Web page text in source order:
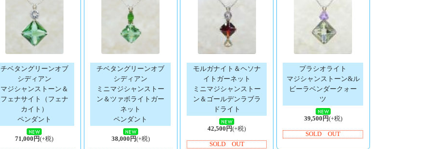
チベタングリーンオブ
シディアン
マジシャンストーン＆
フェナサイト（フェナ
カイト）
ペンダント
71,000円(+税)
チベタングリーンオブ
シディアン
ミニマジシャンストー
ン＆ツァボライトガー
ネット
ペンダント
38,000円(+税)
モルガナイト＆ヘソナ
イトガーネット
ミニマジシャンストー
ン＆ゴールデンラブラ
ドライト
42,500円(+税)
SOLD OUT
プラシオライト
マジシャンストーン&ル
ビーラベンダークォー
ツ
39,500円(+税)
SOLD OUT